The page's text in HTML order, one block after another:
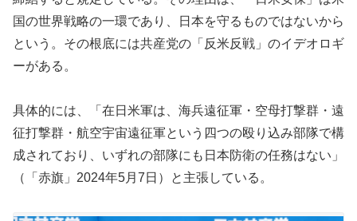
国の世界戦略の一環であり、日本を守るものではないから
という。その根底には共産党の「反米反戦」のイデオロギ
ーがある。
具体的には、「在日米軍は、海兵遠征軍・空母打撃群・遠
征打撃群・航空宇宙遠征軍という四つの殴り込み部隊で構
成されており、いずれの部隊にも日本防衛の任務はない」
（「赤旗」2024年5月7日）と主張している。